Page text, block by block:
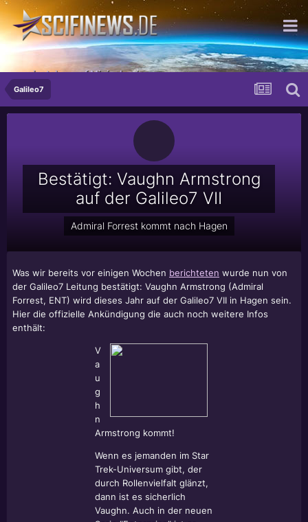
...wir stehen auf Minisalami
Galileo7
Bestätigt: Vaughn Armstrong
auf der Galileo7 VII
Admiral Forrest kommt nach Hagen
Was wir bereits vor einigen Wochen berichteten wurde nun von
der Galileo7 Leitung bestätigt: Vaughn Armstrong (Admiral
Forrest, ENT) wird dieses Jahr auf der Galileo7 VII in Hagen sein.
Hier die offizielle Ankündigung die auch noch weitere Infos
enthält:
V
a
u
g
h
n
Armstrong kommt!
Wenn es jemanden im Star
Trek-Universum gibt, der
durch Rollenvielfalt glänzt,
dann ist es sicherlich
Vaughn. Auch in der neuen